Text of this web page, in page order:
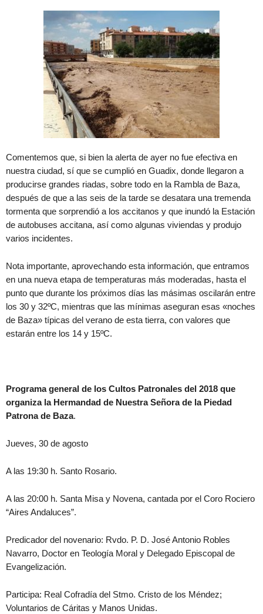
Comentemos que, si bien la alerta de ayer no fue efectiva en
nuestra ciudad, sí que se cumplió en Guadix, donde llegaron a
producirse grandes riadas, sobre todo en la Rambla de Baza,
después de que a las seis de la tarde se desatara una tremenda
tormenta que sorprendió a los accitanos y que inundó la Estación
de autobuses accitana, así como algunas viviendas y produjo
varios incidentes.
Nota importante, aprovechando esta información, que entramos
en una nueva etapa de temperaturas más moderadas, hasta el
punto que durante los próximos días las másimas oscilarán entre
los 30 y 32ºC, mientras que las mínimas aseguran esas «noches
de Baza» típicas del verano de esta tierra, con valores que
estarán entre los 14 y 15ºC.
Programa general de los Cultos Patronales del 2018 que
organiza la Hermandad de Nuestra Señora de la Piedad
Patrona de Baza.
Jueves, 30 de agosto
A las 19:30 h. Santo Rosario.
A las 20:00 h. Santa Misa y Novena, cantada por el Coro Rociero
“Aires Andaluces”.
Predicador del novenario: Rvdo. P. D. José Antonio Robles
Navarro, Doctor en Teología Moral y Delegado Episcopal de
Evangelización.
Participa: Real Cofradía del Stmo. Cristo de los Méndez;
Voluntarios de Cáritas y Manos Unidas.